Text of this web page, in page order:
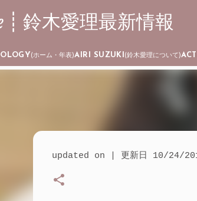
Skip to
┊ 鈴木愛理最新情報
(ホーム・年表)AIRI SUZUKI (鈴木愛理について)
updated on | 更新日 10/24/